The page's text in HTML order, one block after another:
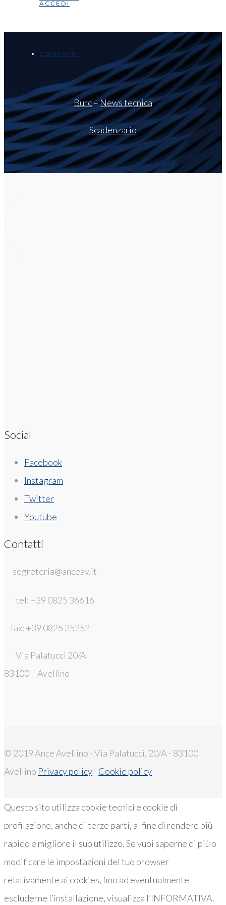
ACCEDI
CONTATTI
Burc–News tecnica
Scadenzario
Social
Facebook
Instagram
Twitter
Youtube
Contatti
segreteria@anceav.it
tel: +39 0825 36616
fax: +39 0825 25252
Via Palatucci 20/A
83100 – Avellino
© 2019 Ance Avellino - Via Palatucci, 20/A - 83100
Avellino Privacy policy- Cookie policy
Questo sito utilizza cookie tecnici e cookie di
profilazione, anche di terze parti, al fine di rendere più
rapido e migliore il suo utilizzo. Se vuoi saperne di più o
modificare le impostazioni del tuo browser
relativamente ai cookies, fino ad eventualmente
escluderne l’installazione, visualizza l’INFORMATIVA.